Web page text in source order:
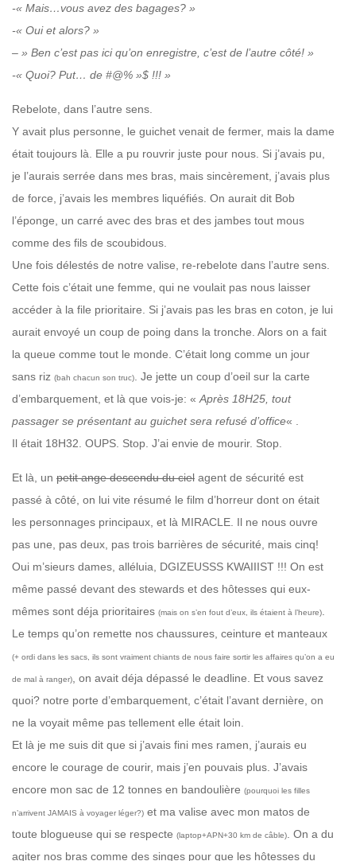
-« Mais…vous avez des bagages? »
-« Oui et alors? »
– » Ben c’est pas ici qu’on enregistre, c’est de l’autre côté! »
-« Quoi? Put… de #@% »$ !!! »
Rebelote, dans l’autre sens.
Y avait plus personne, le guichet venait de fermer, mais la dame
était toujours là. Elle a pu rouvrir juste pour nous. Si j’avais pu,
je l’aurais serrée dans mes bras, mais sincèrement, j’avais plus
de force, j’avais les membres liquéfiés. On aurait dit Bob
l’éponge, un carré avec des bras et des jambes tout mous
comme des fils de scoubidous.
Une fois délestés de notre valise, re-rebelote dans l’autre sens.
Cette fois c’était une femme, qui ne voulait pas nous laisser
accéder à la file prioritaire. Si j’avais pas les bras en coton, je lui
aurait envoyé un coup de poing dans la tronche. Alors on a fait
la queue comme tout le monde. C’était long comme un jour
sans riz (bah chacun son truc)
. Je jette un coup d’oeil sur la carte
d’embarquement, et là que vois-je: « Après 18H25, tout
passager se présentant au guichet sera refusé d’office« .
Il était 18H32. OUPS. Stop. J’ai envie de mourir. Stop.
Et là, un petit ange descendu du ciel agent de sécurité est
passé à côté, on lui vite résumé le film d’horreur dont on était
les personnages principaux, et là MIRACLE. Il ne nous ouvre
pas une, pas deux, pas trois barrières de sécurité, mais cinq!
Oui m’sieurs dames, alléluia, DGIZEUSSS KWAIIIST !!! On est
même passé devant des stewards et des hôtesses qui eux-
mêmes sont déja prioritaires (mais on s’en fout d’eux, ils étaient à l’heure)
Le temps qu’on remette nos chaussures, ceinture et manteaux
(+ ordi dans les sacs, ils sont vraiment chiants de nous faire sortir les affaires qu’on a eu
de mal à ranger)
, on avait déja dépassé le deadline. Et vous savez
quoi? notre porte d’embarquement, c’était l’avant dernière, on
ne la voyait même pas tellement elle était loin.
Et là je me suis dit que si j’avais fini mes ramen, j’aurais eu
encore le courage de courir, mais j’en pouvais plus. J’avais
encore mon sac de 12 tonnes en bandoulière (pourquoi les filles
n’arrivent JAMAIS à voyager léger?) et ma valise avec mon matos de
toute blogueuse qui se respecte (laptop+APN+30 km de câble)
. On a du
agiter nos bras comme des singes pour que les hôtesses du